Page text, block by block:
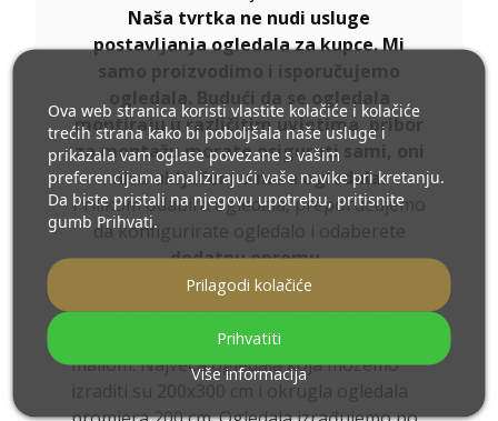
Naša tvrtka ne nudi usluge
postavljanja ogledala za kupce. Mi
ogledala. Budući da se ogledala
montiraju u različitim uvjetima, pribor
za montažu morate osigurati sami, oni
nisu uključeni u naša ogledala.
Prilikom odabira ogledala, preporučujemo
da konfigurirate ogledalo i odaberete
dodatnu opremu.
Ukoliko niste pronašli željenu veličinu
ogledala ili Vam je potrebna drugačija
podjela, kontaktirajte nas telefonom ili e-
mailom. Najveća ogledala koja možemo
izraditi su 200x300 cm i okrugla ogledala
Ova web stranica koristi vlastite kolačiće i kolačiće
trećih strana kako bi poboljšala naše usluge i
prikazala vam oglase povezane s vašim
preferencijama analizirajući vaše navike pri kretanju.
Da biste pristali na njegovu upotrebu, pritisnite
gumb Prihvati.
Više informacija
Prilagodi kolačiće
Prihvatiti